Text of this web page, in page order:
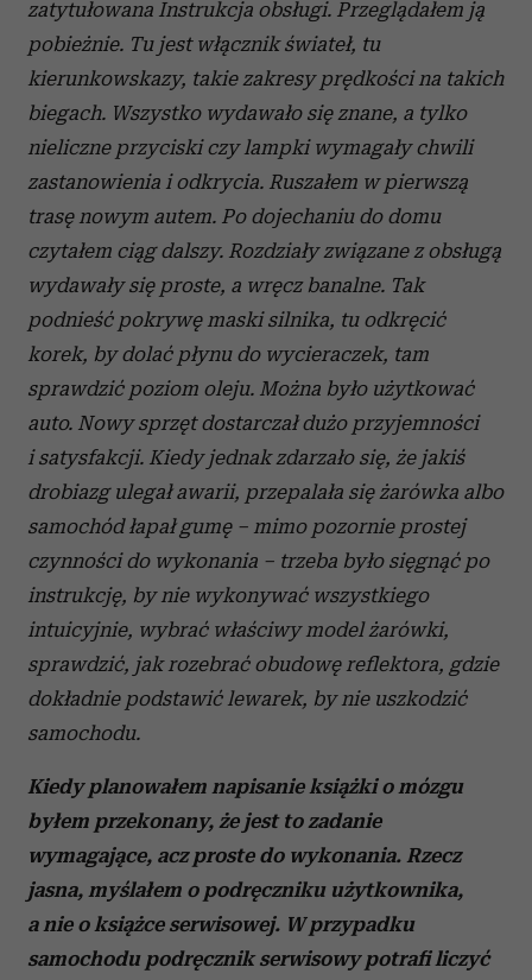
społecznościowym, reklamowym i analitycznym.
Partnerzy mogą połączyć te informacje z innymi danymi
otrzymanymi od Ciebie lub uzyskanymi podczas
korzystania z ich usług.
zatytułowana Instrukcja obsługi. Przeglądałem ją
pobieżnie. Tu jest włącznik świateł, tu
kierunkowskazy, takie zakresy prędkości na takich
biegach. Wszystko wydawało się znane, a tylko
nieliczne przyciski czy lampki wymagały chwili
zastanowienia i odkrycia. Ruszałem w pierwszą
trasę nowym autem. Po dojechaniu do domu
czytałem ciąg dalszy. Rozdziały związane z obsługą
wydawały się proste, a wręcz banalne. Tak
podnieść pokrywę maski silnika, tu odkręcić
korek, by dolać płynu do wycieraczek, tam
sprawdzić poziom oleju. Można było użytkować
auto. Nowy sprzęt dostarczał dużo przyjemności
i satysfakcji. Kiedy jednak zdarzało się, że jakiś
drobiazg ulegał awarii, przepalała się żarówka albo
samochód łapał gumę – mimo pozornie prostej
czynności do wykonania – trzeba było sięgnąć po
instrukcję, by nie wykonywać wszystkiego
intuicyjnie, wybrać właściwy model żarówki,
sprawdzić, jak rozebrać obudowę reflektora, gdzie
dokładnie podstawić lewarek, by nie uszkodzić
samochodu.
Kiedy planowałem napisanie książki o mózgu
byłem przekonany, że jest to zadanie
wymagające, acz proste do wykonania. Rzecz
jasna, myślałem o podręczniku użytkownika,
a nie o książce serwisowej. W przypadku
samochodu podręcznik serwisowy potrafi liczyć